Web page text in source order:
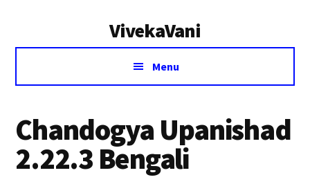
VivekaVani
Voice
Vivekananda
Menu
Chandogya Upanishad
2.22.3 Bengali